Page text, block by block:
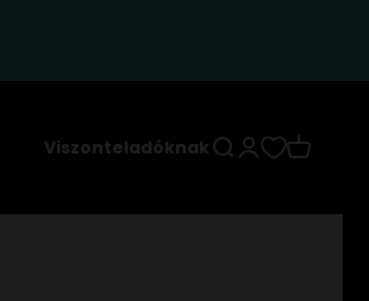
Viszonteladóknak Keresés
Bejelentkezés
Kosár